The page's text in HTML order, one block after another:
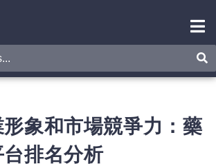
象和市場競爭力：藥
排名分析